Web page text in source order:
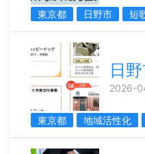
東京都 日野市 短
日
2026-
東京都 地域活性化